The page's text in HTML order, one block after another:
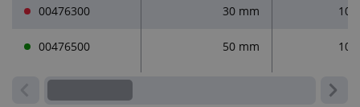
00476300 30 mm
00476500 50 mm